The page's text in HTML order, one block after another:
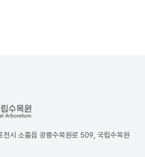
시 소흘읍 광릉수목원로 509, 국립수목원